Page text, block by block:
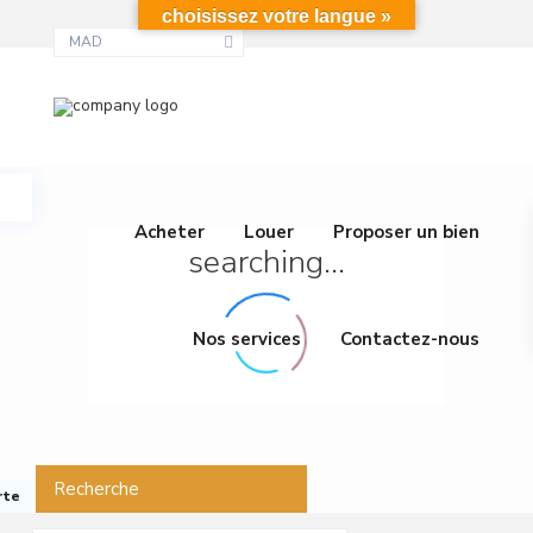
MAD
Acheter Louer Proposer un bien
Nos services Contactez-nous
searching...
Recherche
choisissez votre langue »